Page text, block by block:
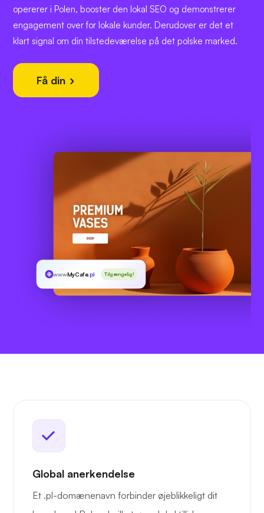
opererer i Polen, booster den lokal SEO og demonstrerer
engagement over for lokale kunder. Derudover er det et
klart signal om din tilstedeværelse på det polske marked.
Få din
wwwMyCafe.pl Tilgængelig!
Global anerkendelse
Et .pl-domænenavn forbinder øjeblikkeligt dit